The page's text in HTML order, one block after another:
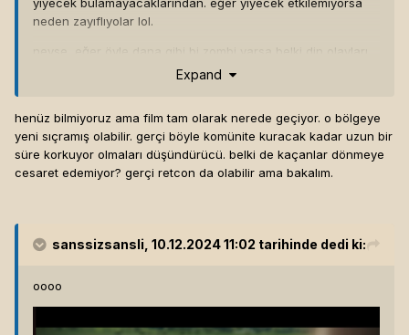
yiyecek bulamayacaklarından. eğer yiyecek etkilemiyorsa
neden zayıflıyolar lol.
neyse, eğer öyle dana gibi bi zombi varsa belki din olayları
nedeniyle bi zombiye insan kurban ediyolardır ona
Expand
henüz bilmiyoruz ama film tam olarak nerede geçiyor. o bölgeye
yeni sıçramış olabilir. gerçi böyle komünite kuracak kadar uzun bir
süre korkuyor olmaları düşündürücü. belki de kaçanlar dönmeye
cesaret edemiyor? gerçi retcon da olabilir ama bakalım.
sanssizsansli , 10.12.2024 11:02 tarihinde dedi ki:
oooo